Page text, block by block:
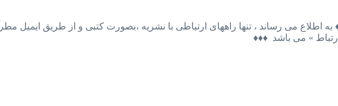
به اطلاع می رساند ، تنها راههای ارتباطی با نشریه ،بصورت کتبی و از طریق
» می باشد ♦♦♦